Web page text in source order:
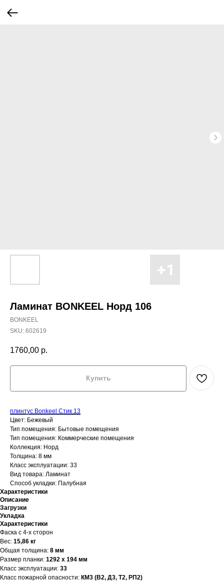
Ламинат BONKEEL Норд 106
BONKEEL
SKU: 602619
1760,00 р.
Купить
плинтус Bonkeel Стик 13
Цвет: Бежевый
Тип помещения: Бытовые помещения
Тип помещения: Коммерческие помещения
Коллекция: Норд
Толщина: 8 мм
Класс эксплуатации: 33
Вид товара: Ламинат
Способ укладки: Палубная
Характеристики
Описание
Загрузки
Укладка
Характеристики
Фаска с 4-х сторон
Вес: 15,86 кг
Общая толщина: 8 мм
Размер планки: 1292 х 194 мм
Класс эксплуатации: 33
Класс пожарной опасности: КМ3 (В2, Д3, Т2, РП2)